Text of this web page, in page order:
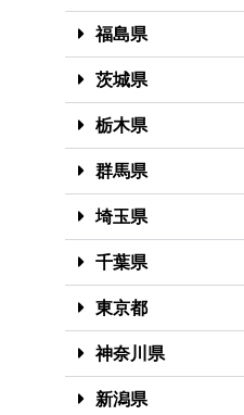
福島県
茨城県
栃木県
群馬県
埼玉県
千葉県
東京都
神奈川県
新潟県